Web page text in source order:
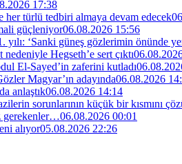
17:38
türlü tedbiri almaya devam edecek
güçleniyor06.08.2026 15:56
yılı: ‘Sanki güneş gözlerimin önünde
Hegseth’e sert çıktı
El-Sayed’in zaferini kutladı
Magyar’ın adayında06.08.2026
anlaştık06.08.2026 14:14
sorunlarının küçük bir kısmını
gerekenler…06.08.2026 00:01
alıyor05.08.2026 22:26